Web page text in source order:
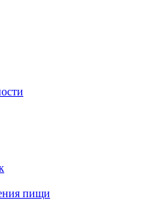
пищи